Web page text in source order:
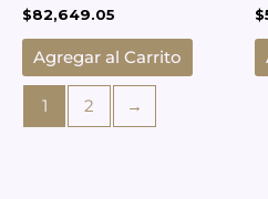
$82,649.05
Agregar al Carrito
$
1 2 →